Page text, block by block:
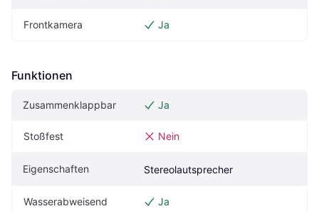
Frontkamera Ja
Funktionen
Zusammenklappbar Ja
Stoßfest Nein
Eigenschaften Stereolautsprecher
Wasserabweisend Ja